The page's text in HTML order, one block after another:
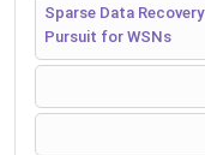
Sparse Data
Pursuit for WSNs